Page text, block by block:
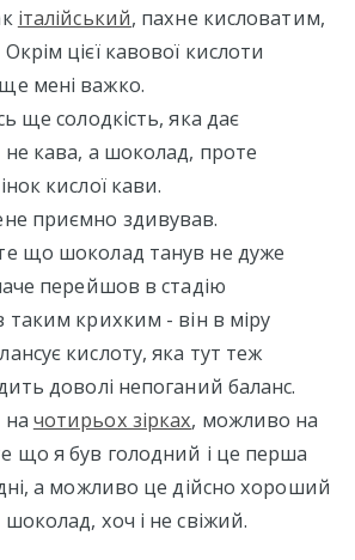
італійський, пахне кисловатим,
цієї кавової кислоти
мені важко.
ще солодкість, яка дає
кава, а шоколад, проте
кислої кави.
приємно здивував.
що шоколад танув не дуже
перейшов в стадію
таким крихким - він в міру
кислоту, яка тут теж
доволі непоганий баланс.
чотирьох зірках, можливо на
що я був голодний і це перша
а можливо це дійсно хороший
хоч і не свіжий.